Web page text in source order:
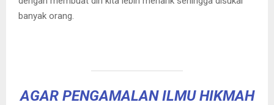
banyak orang.
AGAR PENGAMALAN ILMU HIKMAH